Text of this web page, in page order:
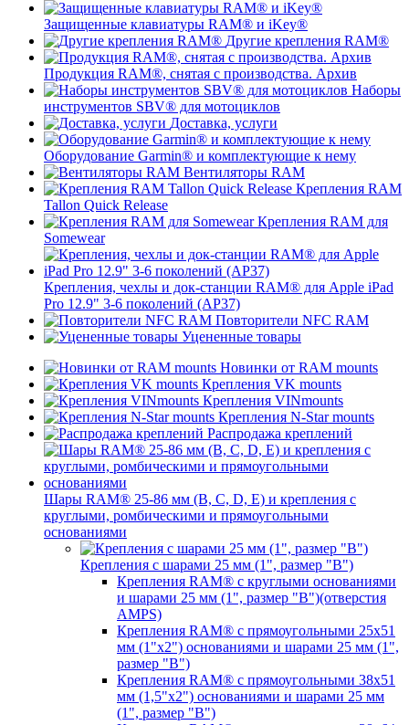
Защищенные клавиатуры RAM® и iKey®
Другие крепления RAM®
Продукция RAM®, снятая с производства. Архив
Наборы
инструментов SBV® для мотоциклов
Доставка, услуги
Оборудование Garmin® и комплектующие к нему
Вентиляторы RAM
Крепления RAM
Tallon Quick Release
Крепления RAM для
Somewear
Крепления, чехлы и док-станции RAM® для Apple iPad
Pro 12.9" 3-6 поколений (AP37)
Повторители NFC RAM
Уцененные товары
Новинки от RAM mounts
Крепления VK mounts
Крепления VINmounts
Крепления N-Star mounts
Распродажа креплений
Шары RAM® 25-86 мм (B, C, D, E) и крепления с
круглыми, ромбическими и прямоугольными
основаниями
Крепления с шарами 25 мм (1", размер "B")
Крепления RAM® с круглыми основаниями
и шарами 25 мм (1", размер "B")(отверстия
AMPS)
Крепления RAM® с прямоугольными 25х51
мм (1"х2") основаниями и шарами 25 мм (1",
размер "B")
Крепления RAM® с прямоугольными 38х51
мм (1,5"х2") основаниями и шарами 25 мм
(1", размер "B")